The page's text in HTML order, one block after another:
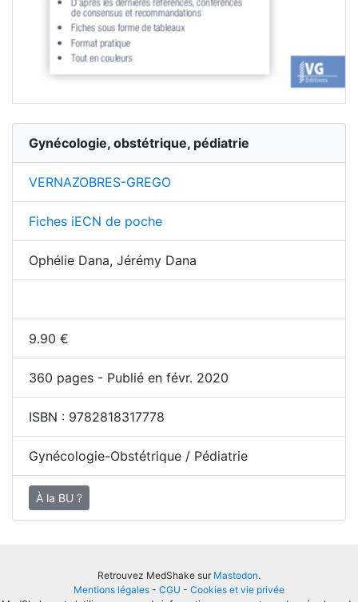
Gynécologie, obstétrique, pédiatrie
VERNAZOBRES-GREGO
Fiches iECN de poche
Ophélie Dana, Jérémy Dana
9.90 €
360 pages - Publié en févr. 2020
ISBN : 9782818317778
Gynécologie-Obstétrique / Pédiatrie
À la BU ?
Retrouvez MedShake sur Mastodon.
Mentions légales - CGU - Cookies et vie privée